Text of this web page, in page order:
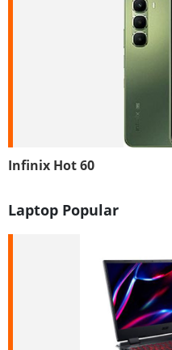
Infinix Hot 60
Laptop Popular